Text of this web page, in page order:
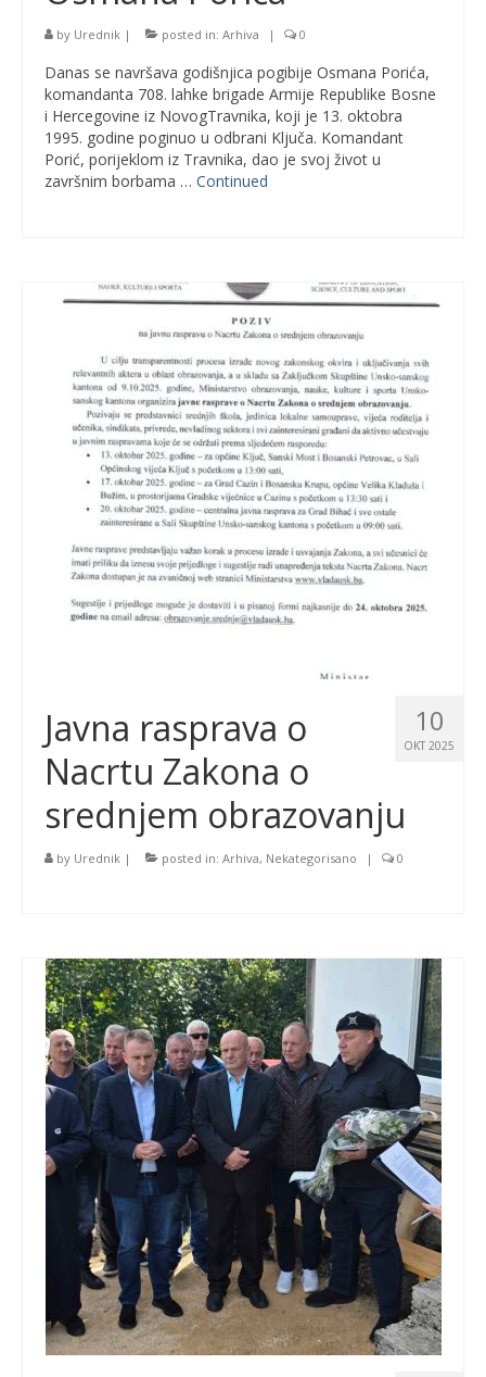
by Urednik | posted in: Arhiva | 0
Danas se navršava godišnjica pogibije Osmana Porića,
komandanta 708. lahke brigade Armije Republike Bosne
i Hercegovine iz NovogTravnika, koji je 13. oktobra
1995. godine poginuo u odbrani Ključa. Komandant
Porić, porijeklom iz Travnika, dao je svoj život u
završnim borbama … Continued
10
OKT 2025
Javna rasprava o
Nacrtu Zakona o
srednjem obrazovanju
by Urednik | posted in: Arhiva, Nekategorisano | 0